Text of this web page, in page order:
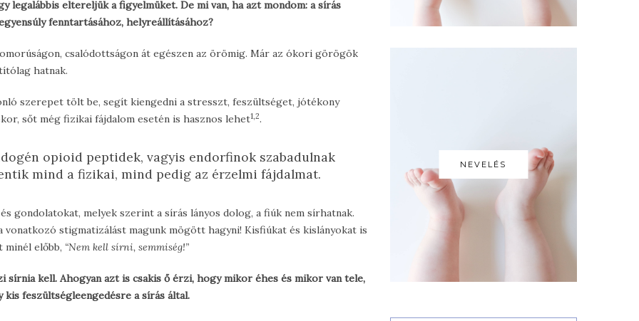
legalábbis eltereljük a figyelmüket. De mi van, ha azt mondom: a sírás
fenntartásához, helyreállításához?
csalódottságon át egészen az örömig. Már az ókori görögök
hatnak.
szerepet tölt be, segít kiengedni a stresszt, feszültséget, jótékony
sőt még fizikai fájdalom esetén is hasznos lehet1,2.
opioid peptidek, vagyis endorfinok szabadulnak
mind a fizikai, mind pedig az érzelmi fájdalmat.
gondolatokat, melyek szerint a sírás lányos dolog, a fiúk nem sírhatnak.
vonatkozó stigmatizálást magunk mögött hagyni! Kisfiúkat és kislányokat is
minél előbb, “Nem kell sírni, semmiség!”
sírnia kell. Ahogyan azt is csakis ő érzi, hogy mikor éhes és mikor van tele,
kis feszültségleengedésre a sírás által.
NEVELÉS